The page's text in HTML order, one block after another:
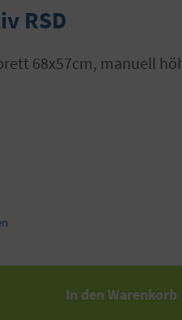
RSD
gewünschten
In den Warenkorb